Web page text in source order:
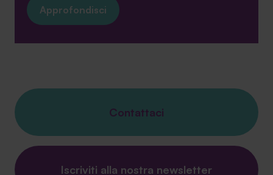
Approfondisci
Contattaci
Iscriviti alla nostra newsletter